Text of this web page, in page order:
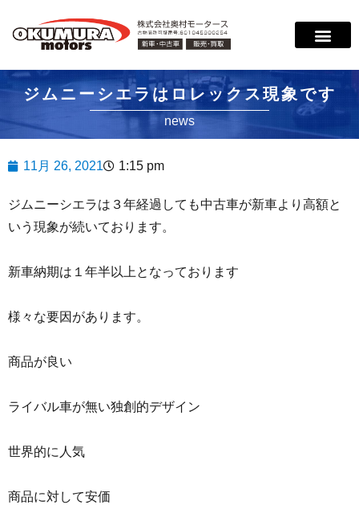
ジムニーシエラはロレックス現象です
news
11月 26, 2021 1:15 pm
ジムニーシエラは３年経過しても中古車が新車より高額と
いう現象が続いております。
新車納期は１年半以上となっております
様々な要因があります。
商品が良い
ライバル車が無い独創的デザイン
世界的に人気
商品に対して安価